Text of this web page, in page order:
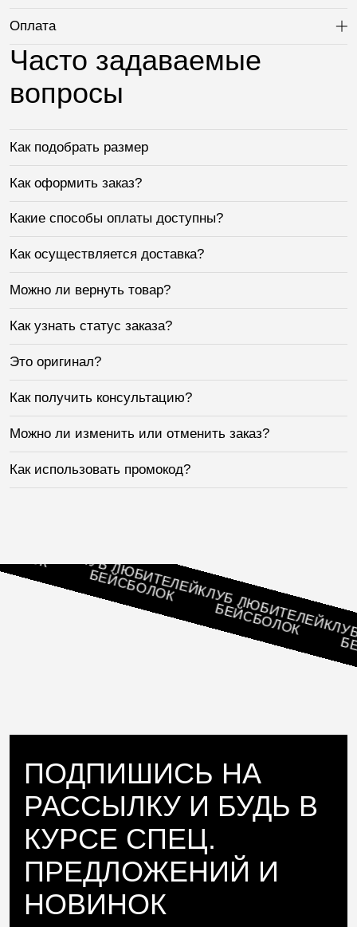
Оплата
Часто задаваемые
вопросы
Как подобрать размер
Как оформить заказ?
Какие способы оплаты доступны?
Как осуществляется доставка?
Можно ли вернуть товар?
Как узнать статус заказа?
Это оригинал?
Как получить консультацию?
Можно ли изменить или отменить заказ?
Как использовать промокод?
ПОДПИШИСЬ НА
РАССЫЛКУ И БУДЬ В
КУРСЕ СПЕЦ.
ПРЕДЛОЖЕНИЙ И
НОВИНОК
КЛУБ ЛЮБИТЕЛЕЙ
БЕЙСБОЛОК КЛУБ ЛЮБИТЕЛЕЙ
БЕЙСБОЛОК КЛУБ